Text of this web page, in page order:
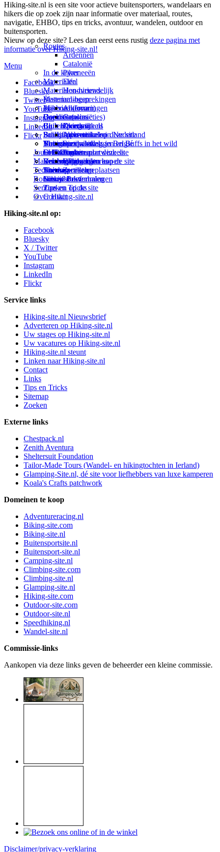
Hiking-site.nl is een site voor actieve buitensporters, wandelaars en
hikers die op zoek zijn naar informatie over materiaal, routes,
navigatie, EHBO, tips en tricks, avontuur, wandelen, outdoor en
buitensporten.
Nieuw op deze site? Lees dan eerst eens rustig deze pagina met
informatie over Hiking-site.nl!
Menu
Facebook
Bluesky
Twitter
YouTube
Instagram
LinkedIn
Flickr
Jouw Hiking-site.nl
Prikbord (forum)
Goodies (winacties)
Club Hiking-site.nl
Schrijfblok-artikelen
Virtuele exposities
Fotoalbums
Materialen: kiezen en kopen
In de kijker
Materialen
Materialen-nieuws
Materiaal-besprekingen
Materiaal-ervaringen
Boekrecensies
Buitensportwinkels
Buitensportwinkels in Nederland
Buitensportwinkels in Belgié
Online buitensportwinkels
Reisboekhandels
Technieken
Navigatie
EHBO
Verzorging
Thema-artikelen
Routes en Bestemmingen
Routes
Ardennen
Catalonië
Pyreneeën
Eifel
Hondvriendelijk
Bestemmingen
Andorra
Catalonië
Zweden
Paalkamperen
Thema-artikelen
Andorra
Catalonië
Zweden
Schrijfblokverhalen
Service
Buitensportvacatures
Buitensportstageplaatsen
Links
Tips en Tricks
Over Hiking-site.nl
Deze site
Over mij
Adverteren op deze site
Summit-vlaggen en Buffs in het wild
Linken naar deze site
Wijzigingen aan de site
Sitemap
Nieuwsbrief
Zoeken op de site
Contact
Hiking-site.nl op:
Facebook
Bluesky
X / Twitter
YouTube
Instagram
LinkedIn
Flickr
Service links
Hiking-site.nl Nieuwsbrief
Adverteren op Hiking-site.nl
Uw stages op Hiking-site.nl
Uw vacatures op Hiking-site.nl
Hiking-site.nl steunt
Linken naar Hiking-site.nl
Contact
Links
Tips en Tricks
Sitemap
Zoeken
Externe links
Chestpack.nl
Zenith Aventura
Sheltersuit Foundation
Tailor-Made Tours (Wandel- en hikingtochten in Ierland)
Glamping-Site.nl, dé site voor liefhebbers van luxe kamperen
Koala's Crafts patchwork
Domeinen te koop
Adventureracing.nl
Biking-site.com
Biking-site.nl
Buitensportsite.nl
Buitensport-site.nl
Camping-site.nl
Climbing-site.com
Climbing-site.nl
Glamping-site.nl
Hiking-site.com
Outdoor-site.com
Outdoor-site.nl
Speedhiking.nl
Wandel-site.nl
Commissie-links
Aankopen via deze links geven de beheerder een kleine commissie.
Disclaimer/privacy-verklaring